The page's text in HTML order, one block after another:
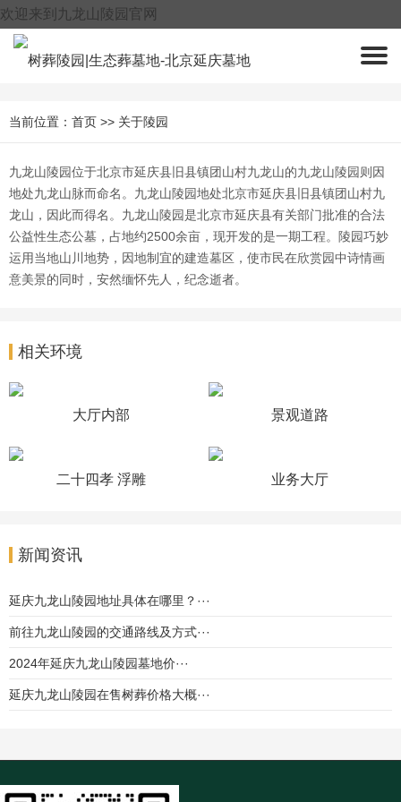
欢迎来到九龙山陵园官网
400-005-9967
当前位置： 首页 >> 关于陵园
九龙山陵园位于北京市延庆县旧县镇团山村九龙山的九龙山陵园则因
地处九龙山脉而命名。九龙山陵园地处北京市延庆县旧县镇团山村九
龙山，因此而得名。九龙山陵园是北京市延庆县有关部门批准的合法
公益性生态公墓，占地约2500余亩，现开发的是一期工程。陵园巧妙
运用当地山川地势，因地制宜的建造墓区，使市民在欣赏园中诗情画
意美景的同时，安然缅怀先人，纪念逝者。
相关环境
大厅内部 景观道路
二十四孝 浮雕 业务大厅
新闻资讯
延庆九龙山陵园地址具体在哪里？···
前往九龙山陵园的交通路线及方式···
2024年延庆九龙山陵园墓地价···
延庆九龙山陵园在售树葬价格大概···